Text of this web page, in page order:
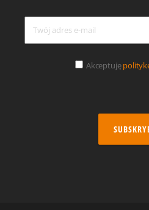
Akceptuję